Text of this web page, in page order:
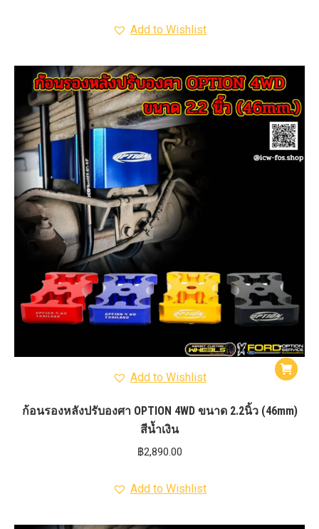
Add to Wishlist
Add to Wishlist
ก้อนรองหลังปรับองศา OPTION 4WD ขนาด 2.2นิ้ว (46mm)
สีน้ำเงิน
฿2,890.00
Add to Wishlist